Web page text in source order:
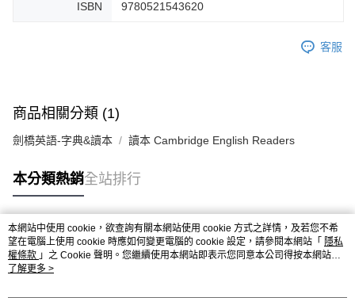
ISBN 9780521543620
客服
商品相關分類 (1)
劍橋英語-字典&讀本 讀本 Cambridge English Readers
本分類熱銷全站排行
熱門標籤
本網站中使用 cookie，欲查詢有關本網站使用 cookie 方式之詳情，及若您不希
望在電腦上使用 cookie 時應如何變更電腦的 cookie 設定，請參閱本網站「 隱私
權條款 」之 Cookie 聲明。您繼續使用本網站即表示您同意本公司得按本網站使
用條款之 Cookie 聲明使用 cookie。
了解更多 >